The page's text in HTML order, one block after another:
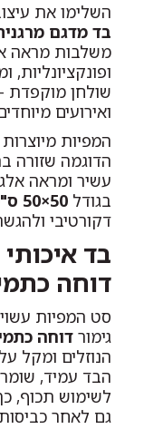
השלימו את
בד מדגם
משלבות מראה
שולחן מוקפדת
ואירועים
המפיות מיוצרות
הדוגמה שזורה
עשיר ומראה
בגודל 50×50 ס"מ
דקורטיבי
דוחה
סט המפיות עשוי
גימור דוחה
הנוזלים ומקל
הבד עמיד,
לשימוש תכוף,
גם לאחר